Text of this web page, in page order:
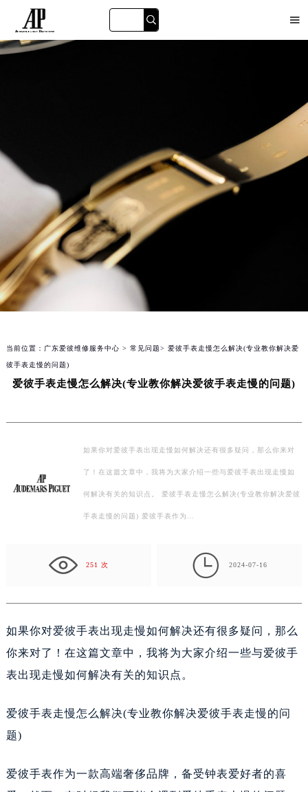

番
当前位置： 广东爱彼维修服务中心 > 常见问题> 爱彼手表走慢怎么解决(专业教你解决爱
彼手表走慢的问题)
爱彼手表走慢怎么解决(专业教你解决爱彼手表走慢的问题)
如果你对爱彼手表出现走慢如何解决还有很多疑问，那么你来对
了！在这篇文章中，我将为大家介绍一些与爱彼手表出现走慢如
何解决有关的知识点。 爱彼手表走慢怎么解决(专业教你解决爱彼
手表走慢的问题) 爱彼手表作为…
251 次  2024-07-16
如果你对爱彼手表出现走慢如何解决还有很多疑问，那么
你来对了！在这篇文章中，我将为大家介绍一些与爱彼手
表出现走慢如何解决有关的知识点。
爱彼手表走慢怎么解决(专业教你解决爱彼手表走慢的问
题)
爱彼手表作为一款高端奢侈品牌，备受钟表爱好者的喜